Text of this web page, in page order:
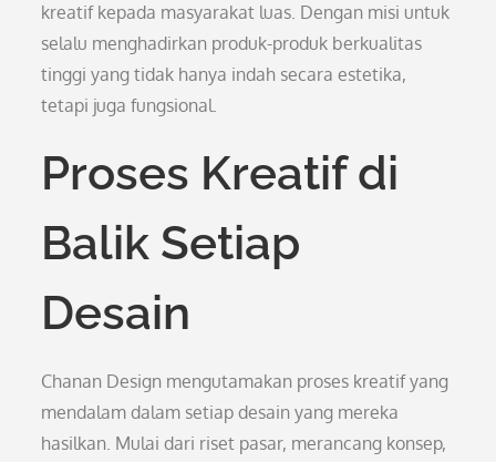
kreatif kepada masyarakat luas. Dengan misi untuk
selalu menghadirkan produk-produk berkualitas
tinggi yang tidak hanya indah secara estetika,
tetapi juga fungsional.
Proses Kreatif di
Balik Setiap
Desain
Chanan Design mengutamakan proses kreatif yang
mendalam dalam setiap desain yang mereka
hasilkan. Mulai dari riset pasar, merancang konsep,